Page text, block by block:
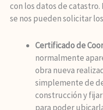
con los datos de
se nos pueden solicitar
Certificado de
normalmente
obra nueva
simplemente de
construcción y
para poder